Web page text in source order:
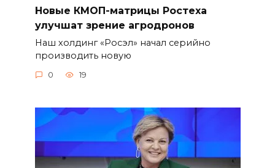
Новые КМОП-матрицы Ростеха
улучшат зрение агродронов
Наш холдинг «Росэл» начал серийно
производить новую
0 19